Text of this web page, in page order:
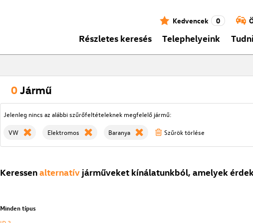
Kedvencek 0
Részletes keresés Telephelyeink
0Jármű
Jelenleg nincs az alábbi szűrőfeltételeknek megfelelő jármű:
VW Elektromos Baranya Szűrök törlése
Keressenalternatív járműveket kínálatunkból, amelyek
Minden típus